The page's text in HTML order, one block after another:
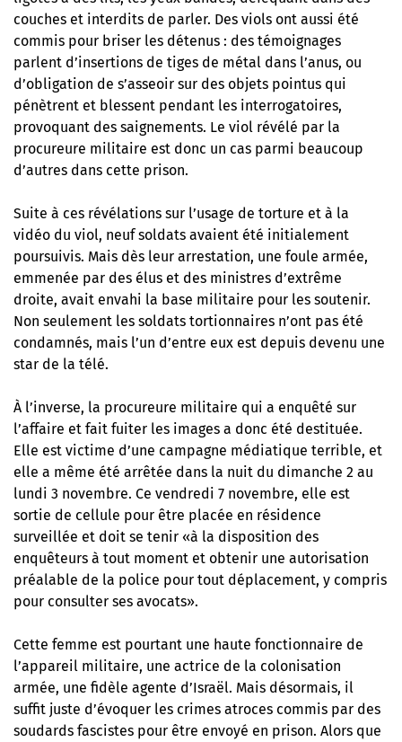
couches et interdits de parler. Des viols ont aussi été
commis pour briser les détenus : des témoignages
parlent d’insertions de tiges de métal dans l’anus, ou
d’obligation de s’asseoir sur des objets pointus qui
pénètrent et blessent pendant les interrogatoires,
provoquant des saignements. Le viol révélé par la
procureure militaire est donc un cas parmi beaucoup
d’autres dans cette prison.
Suite à ces révélations sur l’usage de torture et à la
vidéo du viol, neuf soldats avaient été initialement
poursuivis. Mais dès leur arrestation, une foule armée,
emmenée par des élus et des ministres d’extrême
droite, avait envahi la base militaire pour les soutenir.
Non seulement les soldats tortionnaires n’ont pas été
condamnés, mais l’un d’entre eux est depuis devenu une
star de la télé.
À l’inverse, la procureure militaire qui a enquêté sur
l’affaire et fait fuiter les images a donc été destituée.
Elle est victime d’une campagne médiatique terrible, et
elle a même été arrêtée dans la nuit du dimanche 2 au
lundi 3 novembre. Ce vendredi 7 novembre, elle est
sortie de cellule pour être placée en résidence
surveillée et doit se tenir «à la disposition des
enquêteurs à tout moment et obtenir une autorisation
préalable de la police pour tout déplacement, y compris
pour consulter ses avocats».
Cette femme est pourtant une haute fonctionnaire de
l’appareil militaire, une actrice de la colonisation
armée, une fidèle agente d’Israël. Mais désormais, il
suffit juste d’évoquer les crimes atroces commis par des
soudards fascistes pour être envoyé en prison. Alors que